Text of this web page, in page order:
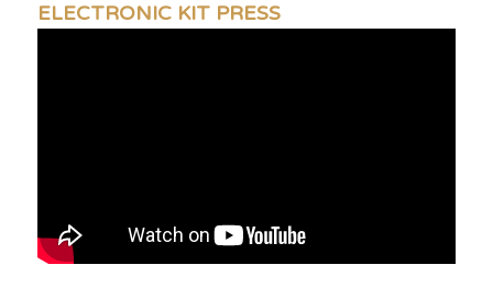
ELECTRONIC KIT PRESS